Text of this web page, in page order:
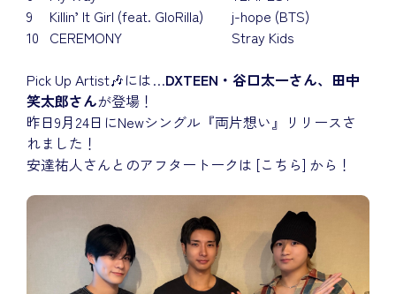
9
Killin’ It Girl (feat. GloRilla)
j-hope (BTS)
10 CEREMONY
Stray Kids
Pick Up Artist🎶には…DXTEEN・谷口太一さん、田中
笑太郎さんが登場！
昨日9月24日にNewシングル『両片想い』リリースさ
れました！
安達祐人さんとのアフタートークは [こちら] から！